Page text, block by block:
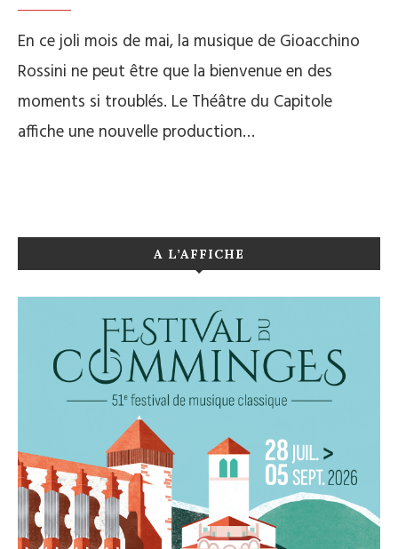
En ce joli mois de mai, la musique de Gioacchino
Rossini ne peut être que la bienvenue en des
moments si troublés. Le Théâtre du Capitole
affiche une nouvelle production…
A L’AFFICHE